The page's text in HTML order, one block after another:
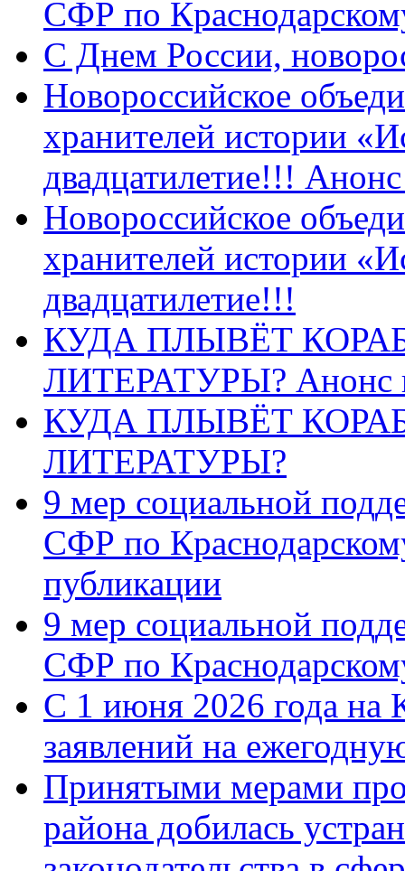
СФР по
C Днем России,
Новороссийское
хранителей истории
двадцатилетие!!!
Новороссийское
хранителей истории
двадцатилетие!!!
КУДА ПЛЫВЁТ
ЛИТЕРАТУРЫ? Анонс
КУДА ПЛЫВЁТ
ЛИТЕРАТУРЫ?
9 мер социальной
СФР по
публикации
9 мер социальной
СФР по
С 1 июня 2026 года на
заявлений на
Принятыми мерами
района добилась